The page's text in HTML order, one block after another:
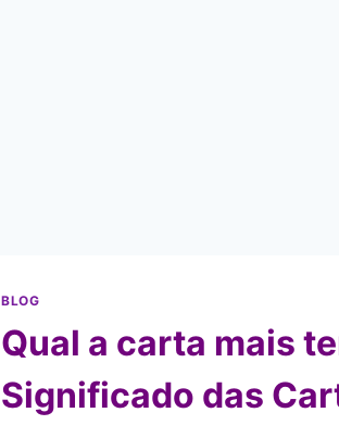
BLOG
Qual a carta mais
Significado das